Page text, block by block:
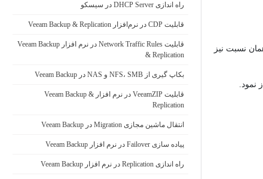
نسبت نیز
راه اندازی DHCP Server در سیسکو
قابلیت CDP در نرم‌افزار Veeam Backup & Replication
قابلیت Network Traffic Rules در نرم افزار Veeam Backup
& Replication
بکاپ گیری از NFS، SMB و NAS در Veeam Backup
قابلیت VeeamZIP در نرم افزار Veeam Backup &
Replication
انتقال ماشین مجازی Migration در Veeam Backup
پیاده سازی Failover در نرم افزار Veeam Backup
راه اندازی Replication در نرم افزار Veeam Backup